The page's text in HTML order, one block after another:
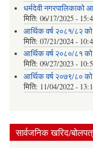
धर्मदेवी नगरपालिकाको
मिति: 06/17/2025 -
आर्थिक वर्ष २०८१/८२
मिति: 07/21/2024 -
आर्थिक वर्ष २०८०/८१
मिति: 09/27/2023 -
आर्थिक वर्ष २०७९/८०
मिति: 11/04/2022 -
सार्वजनिक खरिद/